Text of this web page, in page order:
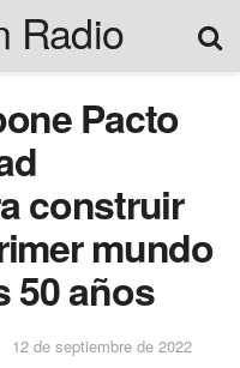
Pacto
construir
mundo
50 años
12 de septiembre de 2022